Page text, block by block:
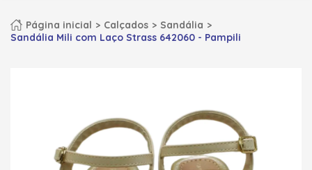
Página inicial Calçados
Sandália
Sandália Mili com Laço Strass 642060 - Pampili